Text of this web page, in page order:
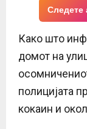
Следете
Како што
домот на
полицијата
кокаин и